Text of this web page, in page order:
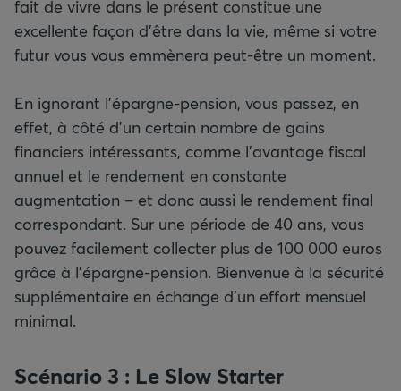
fait de vivre dans le présent constitue une
excellente façon d’être dans la vie, même si votre
futur vous vous emmènera peut-être un moment.
En ignorant l’épargne-pension, vous passez, en
effet, à côté d’un certain nombre de gains
financiers intéressants, comme l’avantage fiscal
annuel et le rendement en constante
augmentation – et donc aussi le rendement final
correspondant. Sur une période de 40 ans, vous
pouvez facilement collecter plus de 100 000 euros
grâce à l’épargne-pension. Bienvenue à la sécurité
supplémentaire en échange d’un effort mensuel
minimal.
Scénario 3 : Le Slow Starter